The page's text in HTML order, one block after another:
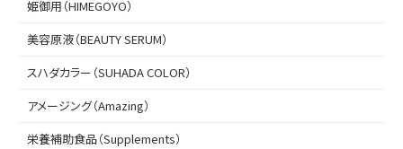
姫御用（HIMEGOYO）
美容原液（BEAUTY SERUM）
スハダカラー（SUHADA COLOR）
アメージング（Amazing）
栄養補助食品（Supplements）